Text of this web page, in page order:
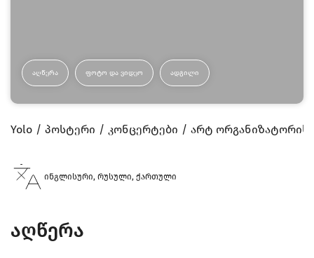
ᲐᲦᲬᲔᲠᲐ ᲤᲝᲢᲝ ᲓᲐ ᲕᲘᲓᲔᲝ ᲐᲓᲒᲘᲚᲘ
Yolo პოსტერი კონცერტები არტ ორგანიზატორის
ინგლისური, რუსული, ქართული
აღწერა